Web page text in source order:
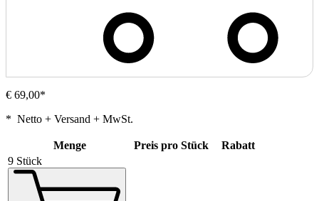
€ 69,00*
* Netto + Versand + MwSt.
Menge Preis pro Stück
Rabatt
9 Stück